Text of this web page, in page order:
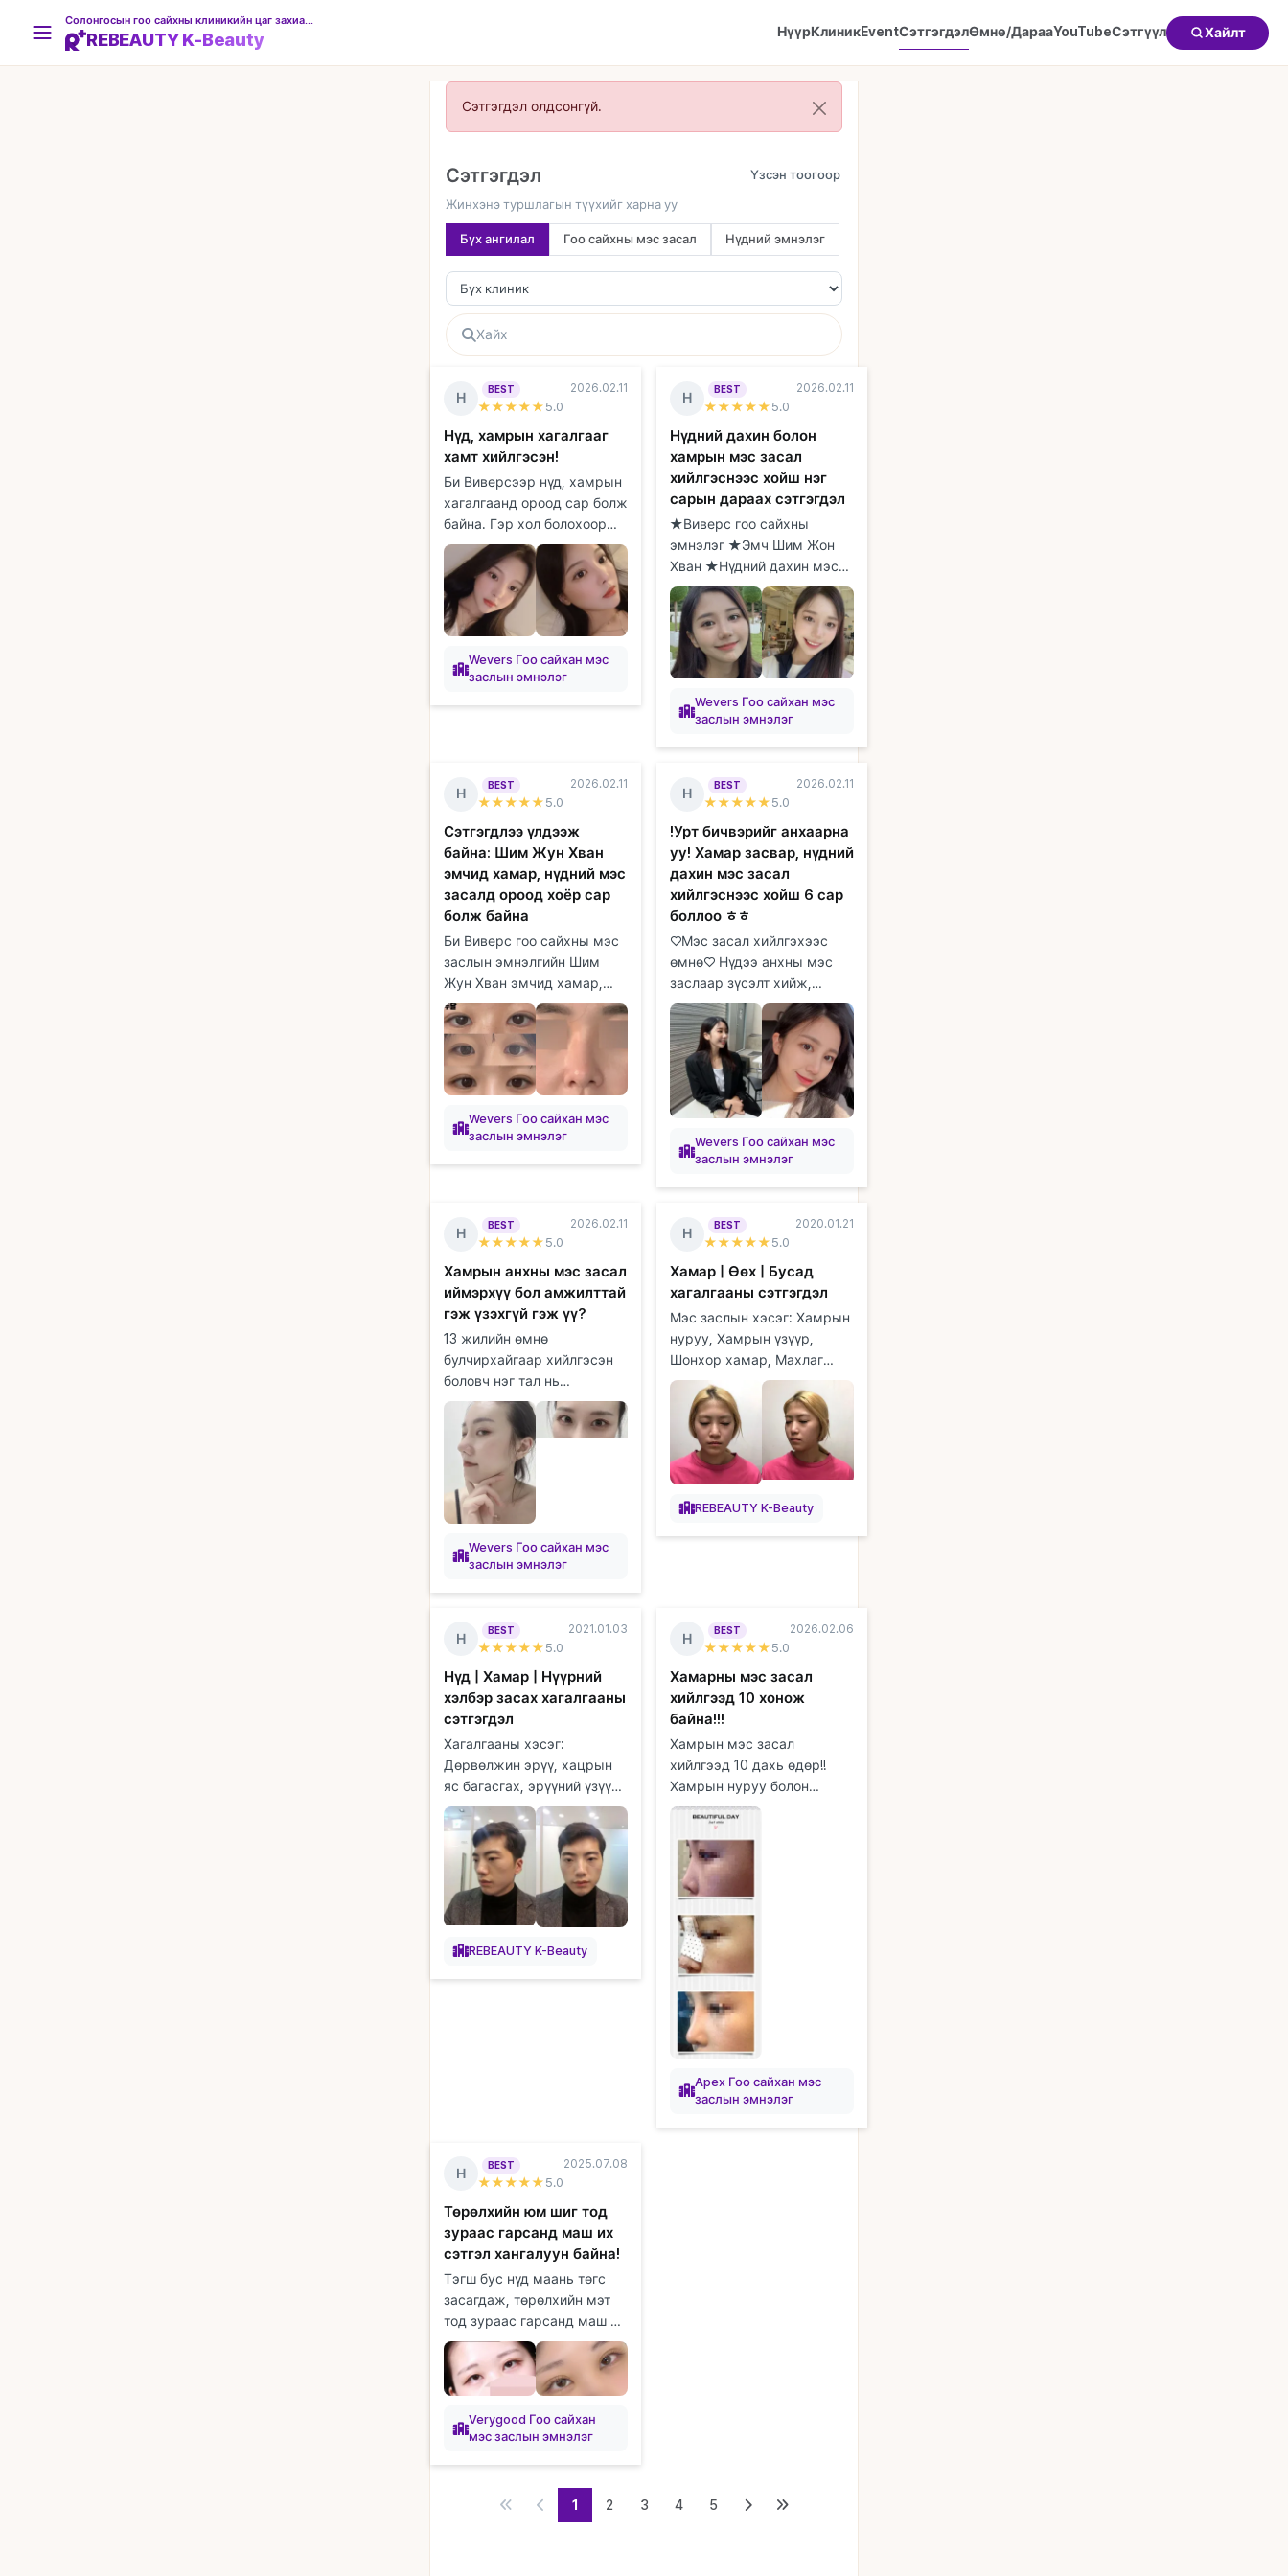
REBEAUTY K-Beauty НүүрКлиникEventСэтгэгдэлӨмнө/ДарааYouTubeСэтгүүл Хайлт
Сэтгэгдэл олдсонгүй.
Сэтгэгдэл
Жинхэнэ туршлагын түүхийг харна уу
Бүх ангилал Гоо сайхны мэс засал Нүдний эмнэлэг
Н
BEST
★★★★★ 5.0
2026.02.11
Нүд, хамрын хагалгааг
хамт хийлгэсэн!
Би Виверсээр нүд, хамрын
хагалгаанд ороод сар болж
байна. Гэр хол болохоор
гэртээ байхдаа
эмнэлгүүдийг судалж,
зөвлөгөө авах цаг товлоход
их цаг орсон...
Wevers Гоо сайхан мэс
заслын эмнэлэг
Н
BEST
★★★★★ 5.0
2026.02.11
Нүдний дахин болон
хамрын мэс засал
хийлгэснээс хойш нэг
сарын дараах сэтгэгдэл
★Виверс гоо сайхны
эмнэлэг ★Эмч Шим Жон
Хван ★Нүдний дахин мэс
засал/Хамрын мэс засал
★1 сар Виверс эмнэлгийн
Шим Жон Хван эмчид
нүдний дахин болон х...
Wevers Гоо сайхан мэс
заслын эмнэлэг
Н
BEST
★★★★★ 5.0
2026.02.11
Сэтгэгдлээ үлдээж
байна: Шим Жун Хван
эмчид хамар, нүдний мэс
засалд ороод хоёр сар
болж байна
Би Виверс гоо сайхны мэс
заслын эмнэлгийн Шим
Жун Хван эмчид хамар,
нүдний мэс засалд ороод
хоёр сар болж байгаа
тухайгаа хуваалцмаар
байна. Би багаас...
Wevers Гоо сайхан мэс
заслын эмнэлэг
Н
BEST
★★★★★ 5.0
2026.02.11
!Урт бичвэрийг анхаарна
уу! Хамар засвар, нүдний
дахин мэс засал
хийлгэснээс хойш 6 сар
боллоо ㅎㅎ
♡Мэс засал хийлгэхээс
өмнө♡ Нүдээ анхны мэс
заслаар зүсэлт хийж,
нүдний хэлбэр засуулж,
урд талын хэсгийг нь
онгойлгосон боловч зураас
нь бүдгэрч, уус...
Wevers Гоо сайхан мэс
заслын эмнэлэг
Н
BEST
★★★★★ 5.0
2026.02.11
Хамрын анхны мэс засал
иймэрхүү бол амжилттай
гэж үзэхгүй гэж үү?
13 жилийн өмнө
булчирхайгаар хийлгэсэн
боловч нэг тал нь
задарчихсан болохоор маш
их стресстэй байсан. Яах
аргагүй дахин мэс засал
хийлгэх гэж байгаа ...
Wevers Гоо сайхан мэс
заслын эмнэлэг
Н
BEST
★★★★★ 5.0
2020.01.21
Хамар | Өөх | Бусад
хагалгааны сэтгэгдэл
Мэс заслын хэсэг: Хамрын
нуруу, Хамрын үзүүр,
Шонхор хамар, Махлаг
хамар, Өөх шилжүүлэн
суулгах (дух), Өөх
соруулах (гуя), Уруулын
филлер Хагалгаан...
REBEAUTY K-Beauty
Н
BEST
★★★★★ 5.0
2021.01.03
Нүд | Хамар | Нүүрний
хэлбэр засах хагалгааны
сэтгэгдэл
Хагалгааны хэсэг:
Дөрвөлжин эрүү, хацрын
яс багасгах, эрүүний үзүүр,
ясны гадна давхарга авах
(cortical osteotomy),
эрүүний суулгац авахуулах,
давхраа...
REBEAUTY K-Beauty
Н
BEST
★★★★★ 5.0
2026.02.06
Хамарны мэс засал
хийлгээд 10 хонож
байна!!!
Хамрын мэс засал
хийлгээд 10 дахь өдөр!!
Хамрын нуруу болон
үзүүрийг хийлгэсэн!! Юуны
өмнө, эндхийн хүлээн
авахын эгч нар болон
сувилагч эгч нар...
Apex Гоо сайхан мэс
заслын эмнэлэг
Н
BEST
★★★★★ 5.0
2025.07.08
Төрөлхийн юм шиг тод
зураас гарсанд маш их
сэтгэл хангалуун байна!
Тэгш бус нүд маань төгс
засагдаж, төрөлхийн мэт
тод зураас гарсанд маш их
сэтгэл хангалуун байна!
Хаван ч хурдан бууж,
эргэн тойрны хүмүүс
Verygood Гоо сайхан
мэс заслын эмнэлэг
1 2 3 4 5